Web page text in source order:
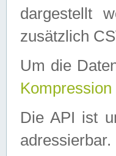
dargestellt
zusätzlich
Um die
Kompression
Die API ist
adressierbar.